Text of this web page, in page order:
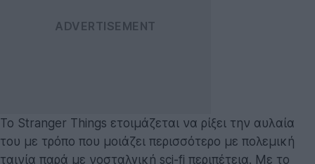
Το Stranger Things ετοιμάζεται να ρίξει την αυλαία
του με τρόπο που μοιάζει περισσότερο με πολεμική
ταινία παρά με νοσταλγική sci-fi περιπέτεια. Με το